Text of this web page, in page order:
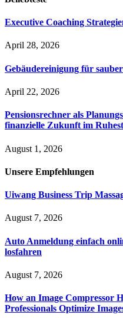
Executive Coaching
April 28, 2026
Gebäudereinigung für
April 22, 2026
Pensionsrechner als
finanzielle Zukunft im
August 1, 2026
Unsere Empfehlungen
Uiwang Business Trip
August 7, 2026
Auto Anmeldung einfach
losfahren
August 7, 2026
How an Image Compressor
Professionals Optimize